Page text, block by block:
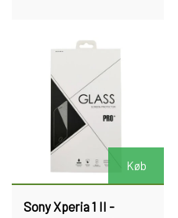
Køb
Sony Xperia 1 II -